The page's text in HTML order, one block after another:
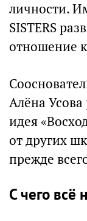
личности.
SISTERS
отношение
Алёна Усова
идея
от других
прежде
С чего всё